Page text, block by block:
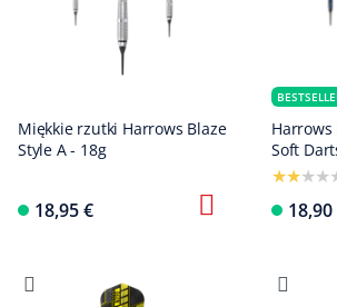
Miękkie rzutki Harrows Blaze
Style A - 18g
18,95 €
Harrows
Soft
18,90